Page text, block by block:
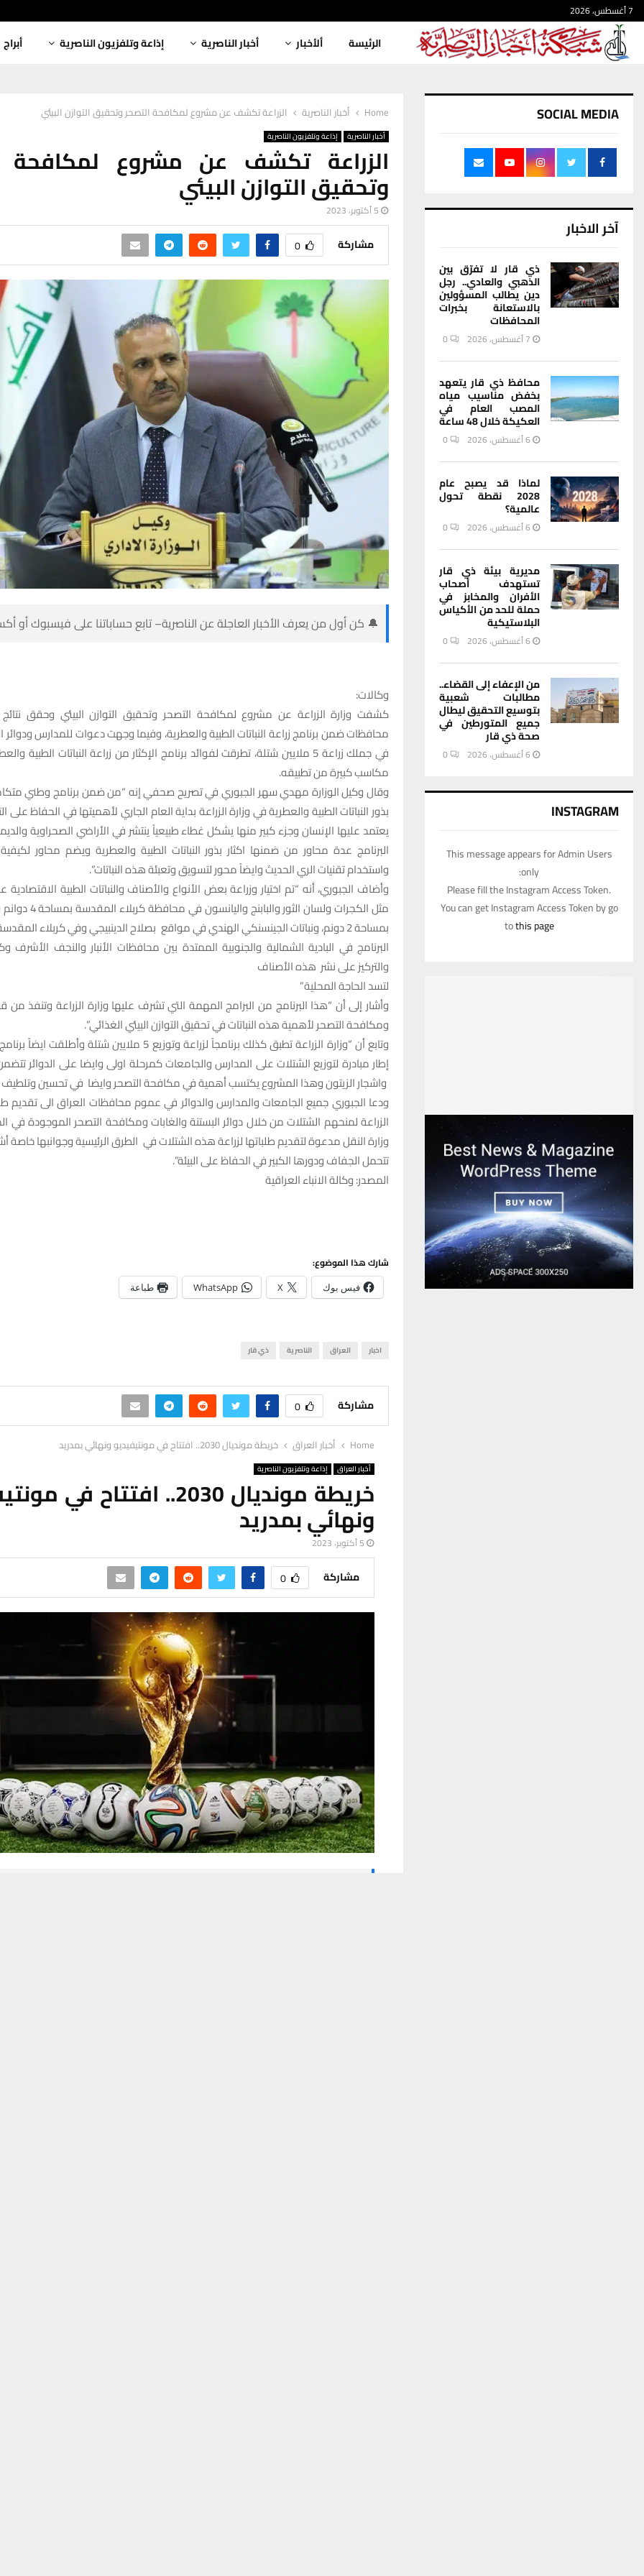
7 أغسطس، 2026
الرئيسة ألأخبار أخبار الناصرية إذاعة وتلفزيون الناصرية أبراج
Home أخبار الناصرية الزراعة تكشف عن مشروع لمكافحة التصحر وتحقيق التوازن البيئي
أخبار الناصرية إذاعة وتلفزيون الناصرية
الزراعة تكشف عن مشروع لمكافحة
وتحقيق التوازن البيئي
5 أكتوبر، 2023
مشاركة 0
🔔 كن أول من يعرف الأخبار العاجلة عن الناصرية– تابع حساباتنا على فيسبوك أو
وكالات:
كشفت وزارة الزراعة عن مشروع لمكافحة التصحر وتحقيق التوازن البيئي وحقق
محافظات ضمن برنامج زراعة النباتات الطبية والعطرية، وفيما وجهت دعوات للمدارس ودوائر
في جملك زراعة 5 ملايين شتلة، تطرقت لفوائد برنامج الإكثار من زراعة النباتات
مكاسب كبيرة من تطبيقه.
وقال وكيل الوزارة مهدي سهر الجبوري في تصريح صحفي إنه “من ضمن برنامج وطني
بذور النباتات الطبية والعطرية في وزارة الزراعة بداية العام الجاري لأهميتها في الحفاظ على
يعتمد عليها الإنسان وجزء كبير منها يشكل غطاء طبيعياً ينتشر في الأراضي الصحراوية
البرنامج عدة محاور من ضمنها اكثار بذور النباتات الطبية والعطرية ويضم محاور لكيفية
واستخدام تقنيات الري الحديث وايضاً محور لتسويق وتعبئة هذه النباتات”.
وأضاف الجبوري، أنه “تم اختيار وزراعة بعض الأنواع والأصناف والنباتات الطبية الاقتصادية
مثل الكجرات ولسان الثور
بمساحة 2 دونم، ونباتات الجينسنكي الهندي في مواقع بصلاح الدينبيجي وفي كربلاء
البرنامج في البادية الشمالية والجنوبية الممتدة بين محافظات الأنبار والنجف الأشرف
والتركيز على نشر هذه الأصناف
لتسد الحاجة المحلية”
وأشار إلى أن “هذا البرنامج من البرامج المهمة التي تشرف عليها وزارة الزراعة وتنفذ من
ومكافحة التصحر لأهمية هذه النباتات في تحقيق التوازن البيئي الغذائي”.
وتابع أن “وزارة الزراعة تطبق كذلك برنامجاً لزراعة وتوزيع 5 ملايين
إطار مبادرة لتوزيع الشتلات على المدارس والجامعات كمرحلة اولى وايضا على الدوائر
واشجار الزيتون وهذا المشروع يكتسب أهمية في مكافحة التصحر وايضا في تحسين وتلطيف
ودعا الجبوري جميع الجامعات والمدارس والدوائر في عموم محافظات العراق الى تقديم
الزراعة لمنحهم الشتلات من خلال دوائر البستنة والغابات ومكافحة التصحر الموجودة في
وزارة النقل مدعوة لتقديم طلباتها لزراعة هذه الشتلات في الطرق الرئيسية وجوانبها خاصة
تتحمل الجفاف ودورها الكبير في الحفاظ على البيئة”.
المصدر: وكالة الانباء العراقية
شارك هذا الموضوع:
فيس بوك X
WhatsApp طباعة
اخبار العراق الناصرية ذي قار
مشاركة 0
Home أخبار العراق خريطة مونديال 2030.. افتتاح في مونتيفيديو ونهائي بمدريد
أخبار العراق إذاعة وتلفزيون الناصرية
خريطة مونديال 2030.. افتتاح في
ونهائي بمدريد
5 أكتوبر، 2023
مشاركة 0
SOCIAL MEDIA
آخر الاخبار
ذي قار لا تفرّق بين
الذهبي والعادي.. رجل
دين يطالب المسؤولين
بالاستعانة بخبرات
المحافظات
7 أغسطس، 2026 0
محافظ ذي قار يتعهد
بخفض مناسيب مياه
المصب العام في
العكيكة خلال 48 ساعة
6 أغسطس، 2026 0
لماذا قد يصبح عام
2028 نقطة تحول
عالمية؟
6 أغسطس، 2026 0
مديرية بيئة ذي قار
تستهدف أصحاب
الأفران والمخابز في
حملة للحد من الأكياس
البلاستيكية
6 أغسطس، 2026 0
من الإعفاء إلى القضاء..
مطالبات شعبية
بتوسيع التحقيق ليطال
جميع المتورطين في
صحة ذي قار
6 أغسطس، 2026 0
INSTAGRAM
This message appears for Admin Users
only:
Please fill the Instagram Access Token.
You can get Instagram Access Token by go
tothis page